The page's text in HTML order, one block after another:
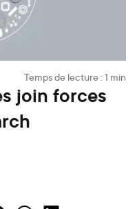
Temps de lecture : 1 min
join forces